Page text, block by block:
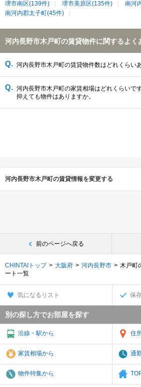
堺市南区(139件)
堺市美原区(135件)
南河
南河内郡太子町(45件)
河内長野市木戸町の賃貸物件に関するよく
河内長野市木戸町の賃貸物件数はどれくらい
河内長野市木戸町の家賃相場はどれくらいで
抑えても物件はありますか。
河内長野市木戸町の賃貸情報を変更する
前のページへ戻る
CHINTAIトップ 大阪府 河内長野市
木戸町
ート一覧
気になるリスト 保
別の探し方でお部屋を探す
沿線・駅から 住
家賃相場から 通
物件特集から